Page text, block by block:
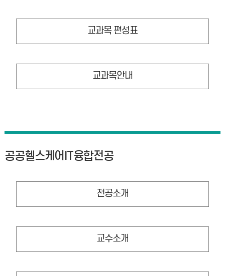
교과목 편성표
교과목안내
공공헬스케어IT융합전공
전공소개
교수소개